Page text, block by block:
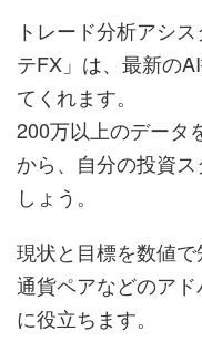
トレード分析アシ
テFX」は、最新の
てくれます。
200万以上のデータ
から、自分の投資
しょう。
現状と目標を数値
通貨ペアなどのア
に役立ちます。